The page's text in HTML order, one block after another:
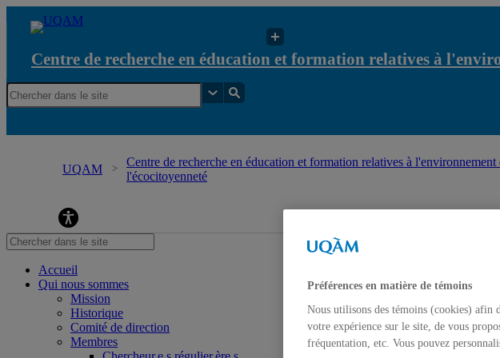
Centre de recherche en éducation et formation relatives à
UQAM
Centre de recherche en éducation et formation relatives à l'environnement
l'écocitoyenneté
Centre de recherche en éducation et formation relatives à
Accueil
Qui nous sommes
Mission
Historique
Comité de direction
Membres
Préférences en matière de témoins
Nous utilisons des témoins (cookies) afin
votre expérience sur le site, de vous
fréquentation, etc. Vous pouvez